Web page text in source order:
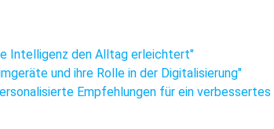
Intelligenz den Alltag erleichtert"
und ihre Rolle in der Digitalisierung"
Empfehlungen für ein verbessertes